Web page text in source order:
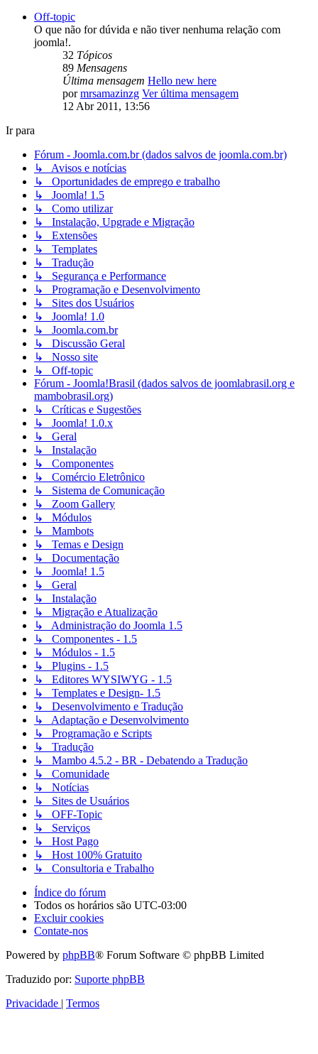
Off-topic
O que não for dúvida e não tiver nenhuma relação com
joomla!.
32 Tópicos
89 Mensagens
Última mensagem Hello new here
pormrsamazinzg Ver última mensagem
12 Abr 2011, 13:56
Ir para
Fórum - Joomla.com.br (dados salvos de joomla.com.br)
↳ Avisos e notícias
↳ Oportunidades de emprego e trabalho
↳ Joomla! 1.5
↳ Como utilizar
↳ Instalação, Upgrade e Migração
↳ Extensões
↳ Templates
↳ Tradução
↳ Segurança e Performance
↳ Programação e Desenvolvimento
↳ Sites dos Usuários
↳ Joomla! 1.0
↳ Joomla.com.br
↳ Discussão Geral
↳ Nosso site
↳ Off-topic
Fórum - Joomla!Brasil (dados salvos de joomlabrasil.org e
mambobrasil.org)
↳ Críticas e Sugestões
↳ Joomla! 1.0.x
↳ Geral
↳ Instalação
↳ Componentes
↳ Comércio Eletrônico
↳ Sistema de Comunicação
↳ Zoom Gallery
↳ Módulos
↳ Mambots
↳ Temas e Design
↳ Documentação
↳ Joomla! 1.5
↳ Geral
↳ Instalação
↳ Migração e Atualização
↳ Administração do Joomla 1.5
↳ Componentes - 1.5
↳ Módulos - 1.5
↳ Plugins - 1.5
↳ Editores WYSIWYG - 1.5
↳ Templates e Design- 1.5
↳ Desenvolvimento e Tradução
↳ Adaptação e Desenvolvimento
↳ Programação e Scripts
↳ Tradução
↳ Mambo 4.5.2 - BR - Debatendo a Tradução
↳ Comunidade
↳ Notícias
↳ Sites de Usuários
↳ OFF-Topic
↳ Serviços
↳ Host Pago
↳ Host 100% Gratuito
↳ Consultoria e Trabalho
Índice do fórum
Todos os horários são UTC-03:00
Excluir cookies
Contate-nos
Powered by phpBB® Forum Software © phpBB Limited
Traduzido por: Suporte phpBB
Privacidade | Termos